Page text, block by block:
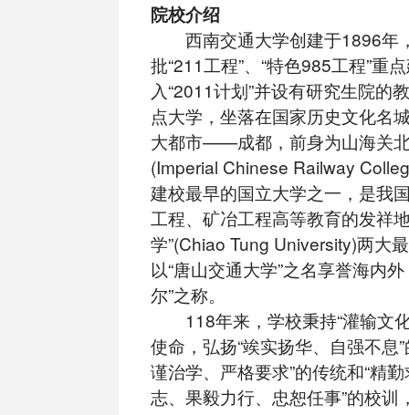
院校介绍
西南交通大学创建于1896年
批“211工程”、“特色985工程”重
入“2011计划”并设有研究生院的
点大学，坐落在国家历史文化名
大都市——成都，前身为山海关
(Imperial Chinese Railway
建校最早的国立大学之一，是我
工程、矿冶工程高等教育的发祥
学”(Chiao Tung University)两大
以“唐山交通大学”之名享誉海内
尔”之称。
118年来，学校秉持“灌输文
使命，弘扬“竢实扬华、自强不息
谨治学、严格要求”的传统和“精
志、果毅力行、忠恕任事”的校训